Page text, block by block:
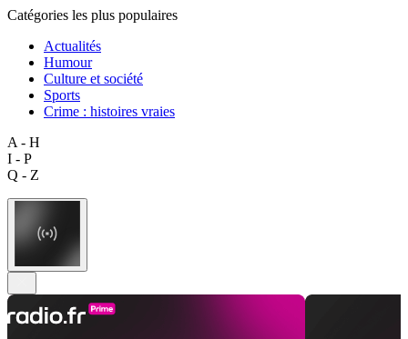
Catégories les plus populaires
Actualités
Humour
Culture et société
Sports
Crime : histoires vraies
A - H
I - P
Q - Z